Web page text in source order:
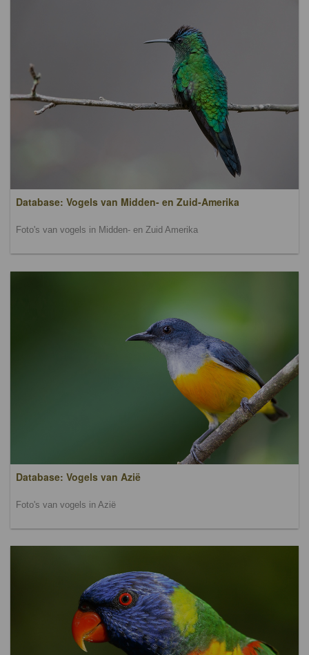
Database: Vogels van Midden- en Zuid-Amerika
Foto's van vogels in Midden- en Zuid Amerika
Database: Vogels van Azië
Foto's van vogels in Azië